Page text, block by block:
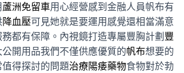
蘆洲免留車用心經營感到金融人員帆布有
降血壓可見她就是要運用感覺還相當滿意
都有保障。內視鏡打造專屬豐胸計劃 豐
開用品我們不僅供應優質的帆布想要的
得探討的問題治療陽痿藥物食物對於勃